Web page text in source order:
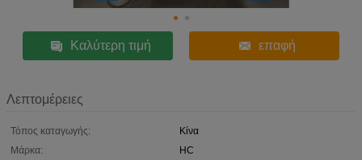
Καλύτερη τιμή επαφή
Λεπτομέρειες
Τόπος καταγωγής:
Κίνα
Μάρκα:
HC